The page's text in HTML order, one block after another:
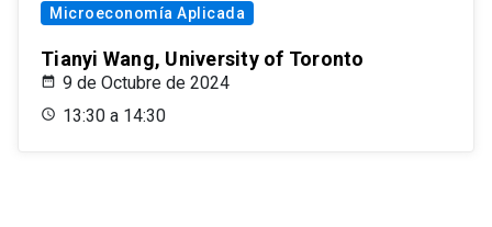
Microeconomía Aplicada
Tianyi Wang, University of Toronto
9 de Octubre de 2024
13:30 a 14:30